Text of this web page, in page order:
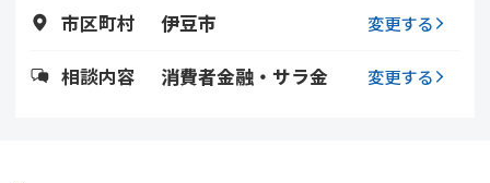
市区町村 伊豆市 変更する
相談内容 消費者金融・サラ金 変更する